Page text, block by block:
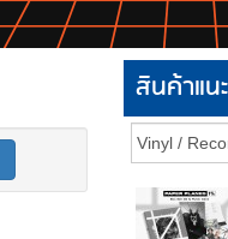
สินค้าแน